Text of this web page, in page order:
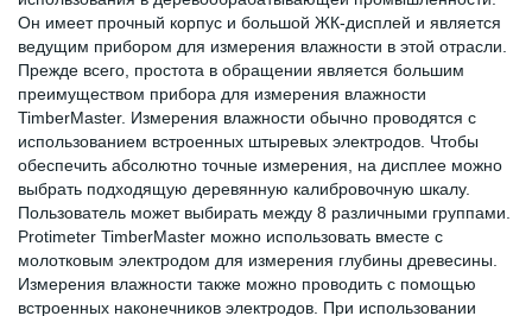
Он имеет прочный корпус и большой ЖК-дисплей и является
ведущим прибором для измерения влажности в этой отрасли.
Прежде всего, простота в обращении является большим
преимуществом прибора для измерения влажности
TimberMaster. Измерения влажности обычно проводятся с
использованием встроенных штыревых электродов. Чтобы
обеспечить абсолютно точные измерения, на дисплее можно
выбрать подходящую деревянную калибровочную шкалу.
Пользователь может выбирать между 8 различными группами.
Protimeter TimberMaster можно использовать вместе с
молотковым электродом для измерения глубины древесины.
Измерения влажности также можно проводить с помощью
встроенных наконечников электродов. При использовании